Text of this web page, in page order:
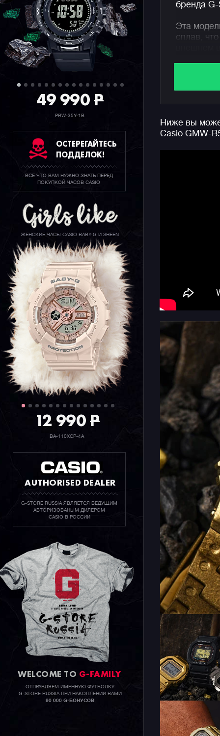
49 990P
PRW-35Y-1B
ОСТЕРЕГАЙТЕСЬ
ПОДДЕЛОК!
ВСЕ ЧТО ВАМ НУЖНО ЗНАТЬ ПЕРЕД
ПОКУПКОЙ ЧАСОВ CASIO
ЖЕНСКИЕ ЧАСЫ CASIO BABY-G И SHEEN
12 990P
BA-110XCP-4A
AUTHORISED DEALER
G-STORE RUSSIA ЯВЛЯЕТСЯ ВЕДУЩИМ
АВТОРИЗОВАНЫМ ДИЛЕРОМ
CASIO В РОССИИ
WELCOME TO G-FAMILY
ОТПРАВЛЯЕМ ИМЕННУЮ ФУТБОЛКУ
G-STORE RUSSIA ПРИ НАКОПЛЕНИИ ВАМИ
90 000 G-БОНУСОВ
бренда
Эта
сплав,
этого
карбидом
Как
такого
Ниже вы
Casio GMW-